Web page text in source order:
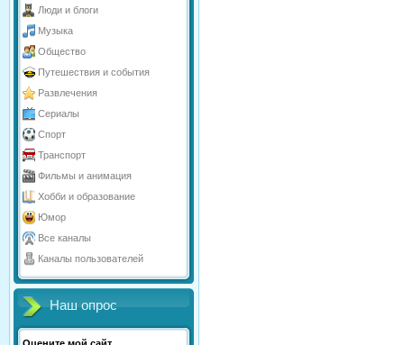
Люди и блоги
Музыка
Общество
Путешествия и события
Развлечения
Сериалы
Спорт
Транспорт
Фильмы и анимация
Хобби и образование
Юмор
Все каналы
Каналы пользователей
Наш опрос